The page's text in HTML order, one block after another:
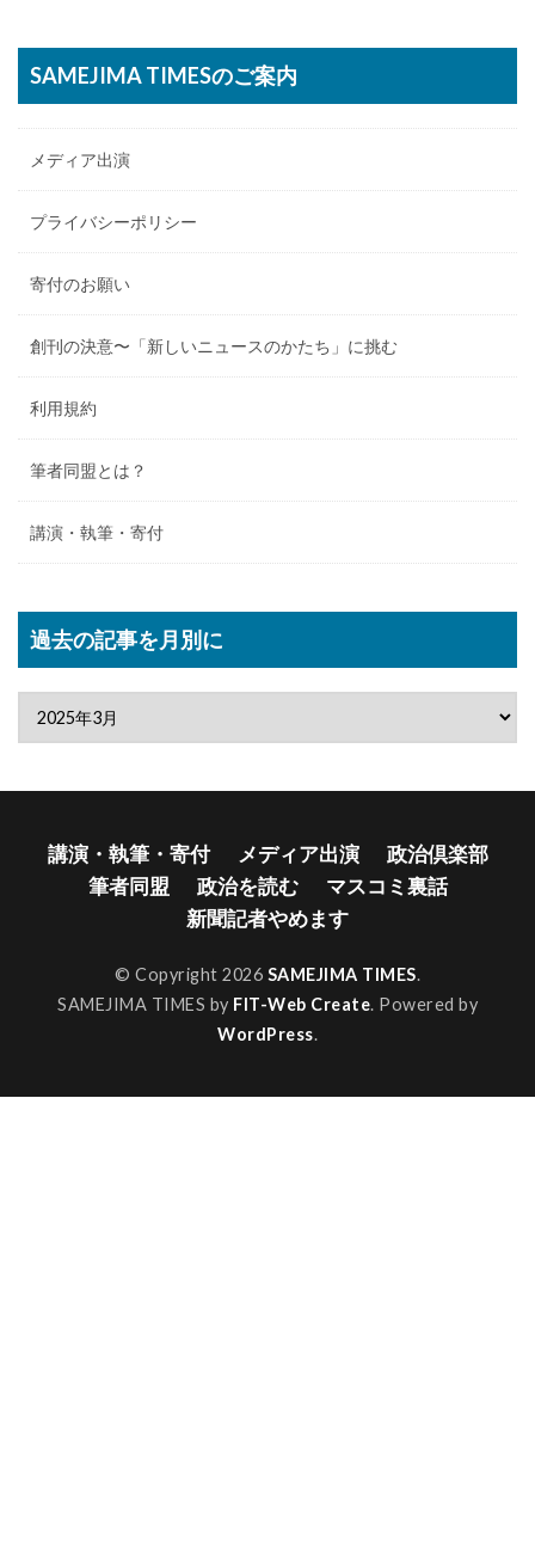
SAMEJIMA TIMESのご案内
メディア出演
プライバシーポリシー
寄付のお願い
創刊の決意〜「新しいニュースのかたち」に挑む
利用規約
筆者同盟とは？
講演・執筆・寄付
過去の記事を月別に
講演・執筆・寄付 メディア出演
政治倶楽部
筆者同盟
政治を読む
マスコミ裏話
新聞記者やめます
© Copyright 2026 SAMEJIMA TIMES.
SAMEJIMA TIMES by FIT-Web Create. Powered by
WordPress.